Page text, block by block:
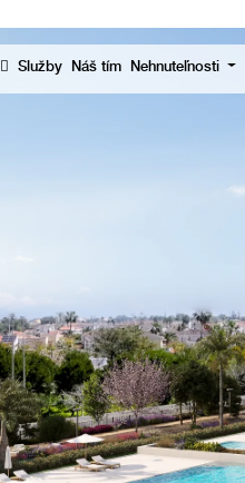
Služby Náš tím Nehnuteľnosti